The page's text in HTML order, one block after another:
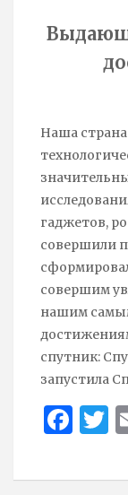
Наша
гаджетов,
совершили
совершим
нашим
спутник:
запустила
Face
k